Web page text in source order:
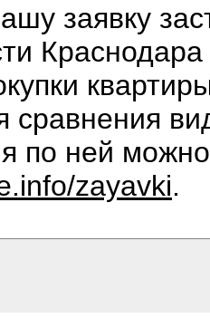
заявку
сравнения
по ней
zayavki.